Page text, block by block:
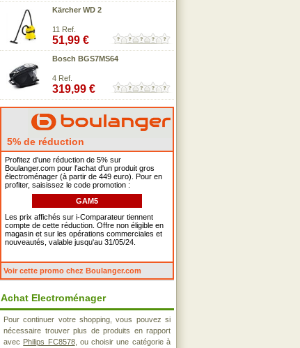
Kärcher WD 2
11 Ref.
51,99 €
Bosch BGS7MS64
4 Ref.
319,99 €
5% de réduction
Profitez d'une réduction de 5% sur
Boulanger.com pour l'achat d'un produit gros
électroménager (à partir de 449 euro). Pour en
profiter, saisissez le code promotion :
GAM5
Les prix affichés sur i-Comparateur tiennent
compte de cette réduction. Offre non éligible en
magasin et sur les opérations commerciales et
nouveautés, valable jusqu'au 31/05/24.
Voir cette promo chez Boulanger.com
Achat Electroménager
Pour continuer votre shopping, vous pouvez si
nécessaire trouver plus de produits en rapport
avec Philips FC8578, ou choisir une catégorie à